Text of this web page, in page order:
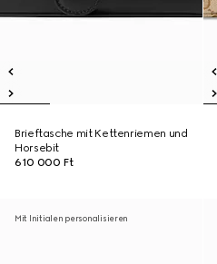
Brieftasche mit Kettenriemen und
Horsebit
610 000 Ft
Mit Initialen personalisieren